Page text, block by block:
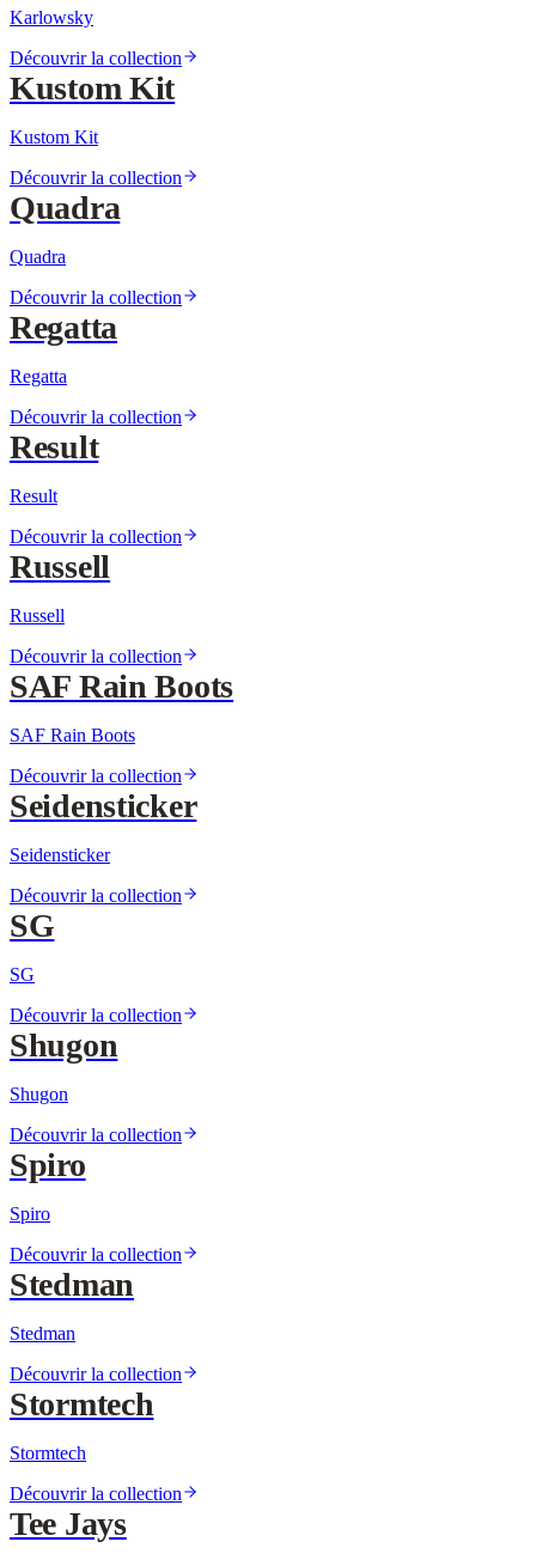
Karlowsky
Découvrir la collection
Kustom Kit
Kustom Kit
Découvrir la collection
Quadra
Quadra
Découvrir la collection
Regatta
Regatta
Découvrir la collection
Result
Result
Découvrir la collection
Russell
Russell
Découvrir la collection
SAF Rain Boots
SAF Rain Boots
Découvrir la collection
Seidensticker
Seidensticker
Découvrir la collection
SG
SG
Découvrir la collection
Shugon
Shugon
Découvrir la collection
Spiro
Spiro
Découvrir la collection
Stedman
Stedman
Découvrir la collection
Stormtech
Stormtech
Découvrir la collection
Tee Jays